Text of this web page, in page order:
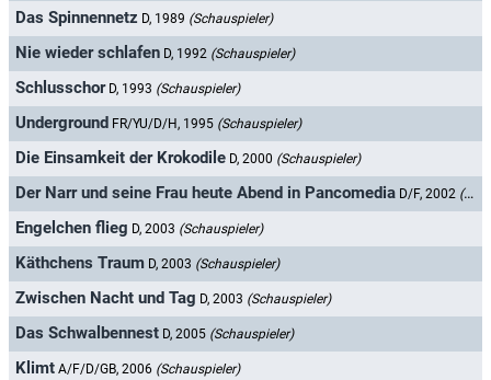
Das Spinnennetz D, 1989 (Schauspieler)
Nie wieder schlafen D, 1992 (Schauspieler)
Schlusschor D, 1993 (Schauspieler)
Underground FR/YU/D/H, 1995 (Schauspieler)
Die Einsamkeit der Krokodile D, 2000 (Schauspieler)
Der Narr und seine Frau heute Abend in Pancomedia D/F, 2002 (Schauspieler)
Engelchen flieg D, 2003 (Schauspieler)
Käthchens Traum D, 2003 (Schauspieler)
Zwischen Nacht und Tag D, 2003 (Schauspieler)
Das Schwalbennest D, 2005 (Schauspieler)
Klimt A/F/D/GB, 2006 (Schauspieler)